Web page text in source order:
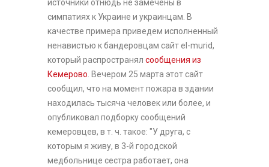
источники отнюдь не замечены в
симпатиях к Украине и украинцам. В
качестве примера приведем исполненный
ненавистью к бандеровцам сайт el-murid,
который распространял сообщения из
Кемерово . Вечером 25 марта этот сайт
сообщил, что на момент пожара в здании
находилась тысяча человек или более, и
опубликовал подборку сообщений
кемеровцев, в т. ч. такое: "У друга, с
которым я живу, в 3-й городской
медбольнице сестра работает, она